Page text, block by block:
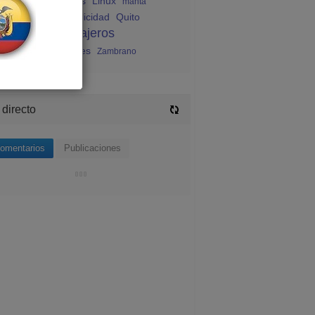
Noticias publicidad Quito
viajeros
Viajes Zambrano
directo
Publicaciones